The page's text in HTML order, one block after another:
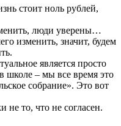
стоит ноль рублей,
люди уверены…
изменить, значит, будем
является просто
школе – мы все время это
собрание». Это вот
то, что не согласен.